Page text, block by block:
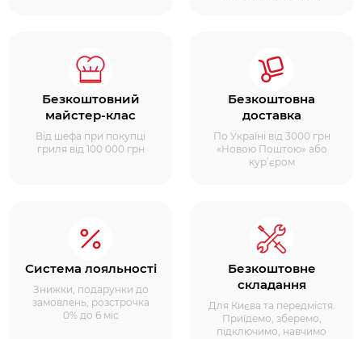
Безкоштовний
майстер-клас
Від шефа при покупці
гриля від 100 000 грн
Безкоштовна
доставка
По Україні від 3000 грн
«Новою Поштою» або
кур’єром
Система лояльності
Знижки, подарунки до
замовлень, розстрочка
0% до 6 міс
Безкоштовне
складання
Для Києва та передмістя.
Приїдемо, зберемо,
підключимо, навчимо